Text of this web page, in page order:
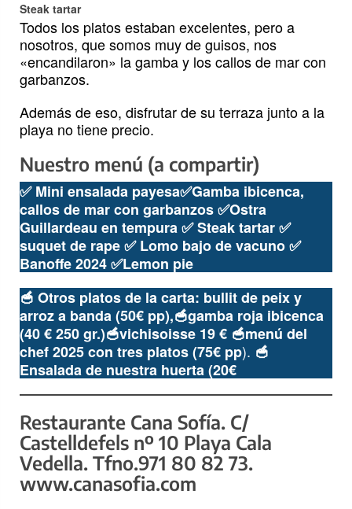
Steak tartar
Todos los platos estaban excelentes, pero a
nosotros, que somos muy de guisos, nos
«encandilaron» la gamba y los callos de mar con
garbanzos.
Además de eso, disfrutar de su terraza junto a la
playa no tiene precio.
Nuestro menú (a compartir)
✅ Mini ensalada payesa✅Gamba ibicenca,
callos de mar con garbanzos✅Ostra
Guillardeau en tempura✅Steak tartar✅
suquet de rape✅Lomo bajo de vacuno✅
Banoffe 2024✅Lemon pie
🥣 Otros platos de la carta: bullit de peix y
arroz a banda (50€ pp),🥣gamba roja ibicenca
(40 € 250 gr.)🥣vichisoisse 19 € 🥣menú del
chef 2025 con tres platos (75€ pp). 🥣
Ensalada de nuestra huerta (20€
Restaurante Cana Sofía. C/
Castelldefels nº 10 Playa Cala
Vedella. Tfno.971 80 82 73.
www.canasofia.com